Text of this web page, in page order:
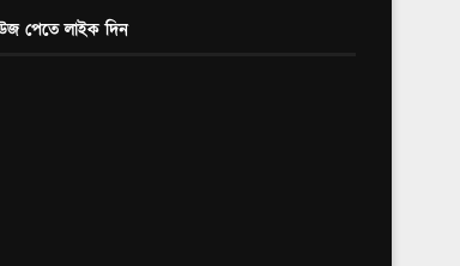
পেতে লাইক দিন